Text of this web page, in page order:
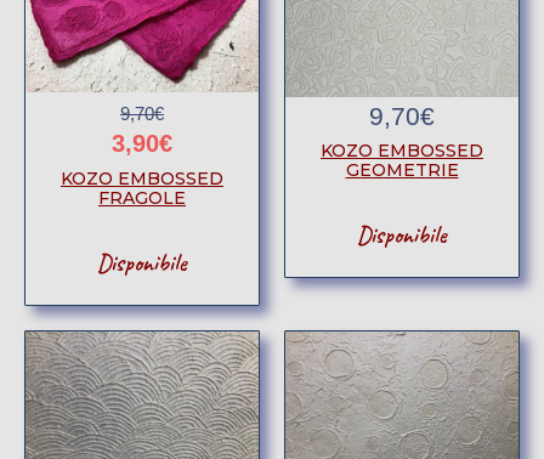
9,70€
3,90€
KOZO EMBOSSED
FRAGOLE
Disponibile
9,70€
KOZO EMBOSSED
GEOMETRIE
Disponibile